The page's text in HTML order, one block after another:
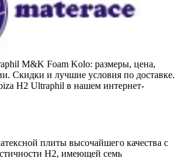
M&K Foam Kolo: размеры, цена,
Скидки и лучшие условия по доставке.
H2 Ultraphil в нашем интернет-
плиты высочайшего качества с
Н2, имеющей семь